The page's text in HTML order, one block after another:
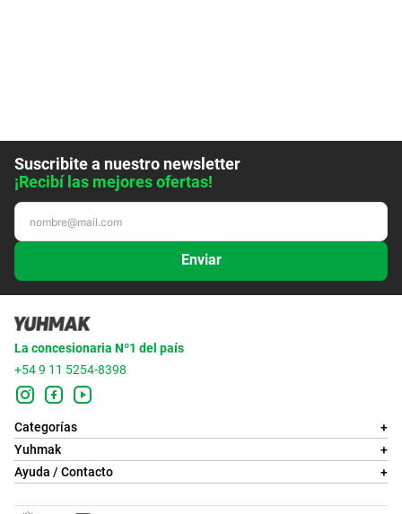
Suscribite a nuestro newsletter
¡Recibí las mejores ofertas!
Enviar
La concesionaria Nº1 del país
+54 9 11 5254-8398
Categorías
+
Yuhmak
+
Ayuda / Contacto
+